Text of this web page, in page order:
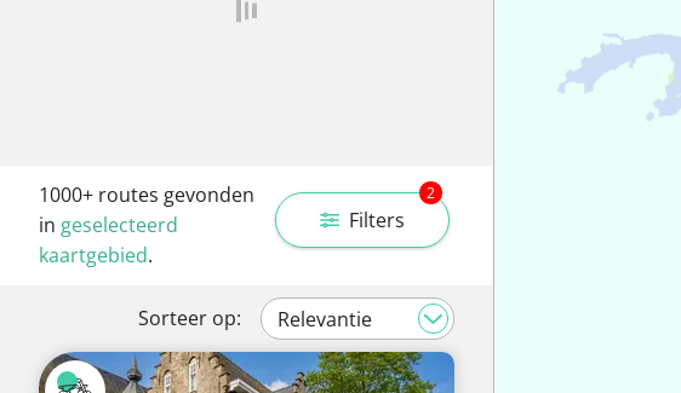
Filters
2
1000+ routes gevonden
in geselecteerd
kaartgebied.
Sorteer op: